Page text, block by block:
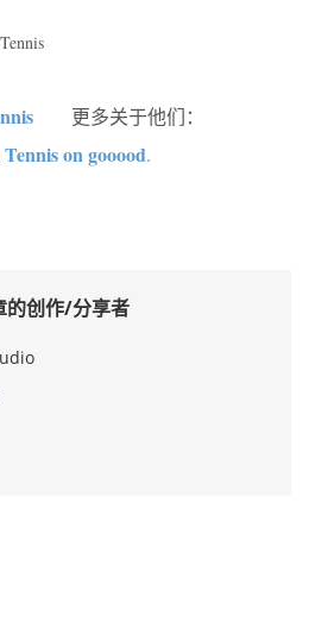
更多关于他们：
Tennis on gooood.
的创作/分享者